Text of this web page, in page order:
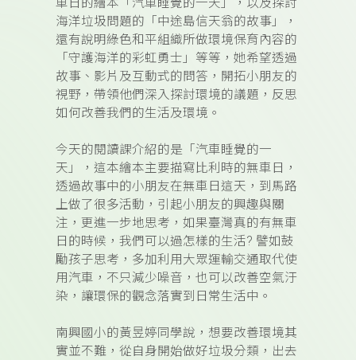
車日的繪本「汽車睡覺的一天」，以及探討
海洋垃圾問題的「中途島信天翁的故事」，
還有說明綠色和平組織所做環境保育內容的
「守護海洋的彩虹勇士」等等，她希望透過
故事、影片及互動式的問答，開拓小朋友的
視野，帶領他們深入探討環境的議題，反思
如何改善我們的生活及環境。
今天的閱讀課介紹的是「汽車睡覺的一
天」，這本繪本主要描寫比利時的無車日，
透過故事中的小朋友在無車日這天，到馬路
上做了很多活動，引起小朋友的興趣與關
注，更進一步地思考，如果臺灣真的有無車
日的時候，我們可以過怎樣的生活? 譬如鼓
勵孩子思考，多加利用大眾運輸交通取代使
用汽車，不只減少噪音，也可以改善空氣汙
染，讓環保的觀念落實到日常生活中。
南興國小的黃昱婷同學說，想要改善環境其
實並不難，從自身開始做好垃圾分類，出去